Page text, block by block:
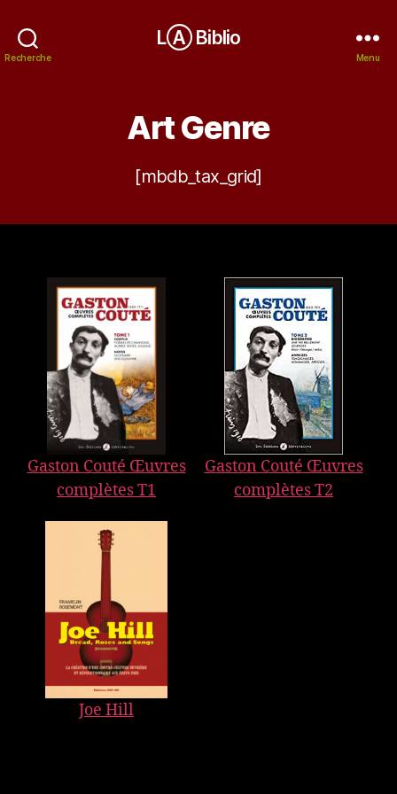
Recherche
LⒶ Biblio
Menu
Art Genre
[mbdb_tax_grid]
Gaston Couté Œuvres
complètes T1
Gaston Couté Œuvres
complètes T2
Joe Hill